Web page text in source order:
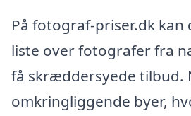
På fotograf-priser.dk kan
liste over fotografer fra
få skræddersyede tilbud.
omkringliggende byer,